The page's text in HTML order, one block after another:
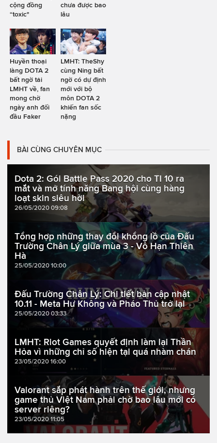
cộng đồng
“toxic"
chưa được bao
lâu
Huyền thoại
làng DOTA 2
bất ngờ tải
LMHT về, fan
mong chờ
ngày anh đối
đầu Faker
LMHT: TheShy
cùng Ning bất
ngờ có dự định
mới với bộ
môn DOTA 2
khiến fan sốc
nặng
BÀI CÙNG CHUYÊN MỤC
Dota 2: Gói Battle Pass 2020 cho TI 10 ra
mắt và mở tính năng Bang hội cùng hàng
loạt skin siêu hời
26/05/2020 09:08
Tổng hợp những thay đổi khổng lồ của Đấu
Trường Chân Lý giữa mùa 3 - Vô Hạn Thiên
Hà
25/05/2020 10:00
Đấu Trường Chân Lý: Chi tiết bản cập nhật
10.11 - Meta Hư Không và Pháo Thủ trở lại
25/05/2020 03:33
LMHT: Riot Games quyết định làm lại Thần
Hỏa vì những chỉ số hiện tại quá nhàm chán
23/05/2020 16:00
Valorant sắp phát hành trên thế giới, nhưng
game thủ Việt Nam phải chờ bao lâu mới có
server riêng?
23/05/2020 11:05